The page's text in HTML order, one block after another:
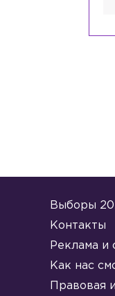
Выборы
Контакты
Реклама и
Как нас
Правовая